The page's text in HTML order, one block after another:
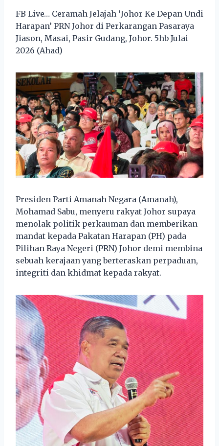
FB Live… Ceramah Jelajah ‘Johor Ke Depan Undi
Harapan’ PRN Johor di Perkarangan Pasaraya
Jiason, Masai, Pasir Gudang, Johor. 5hb Julai
2026 (Ahad)
Presiden Parti Amanah Negara (Amanah),
Mohamad Sabu, menyeru rakyat Johor supaya
menolak politik perkauman dan memberikan
mandat kepada Pakatan Harapan (PH) pada
Pilihan Raya Negeri (PRN) Johor demi membina
sebuah kerajaan yang berteraskan perpaduan,
integriti dan khidmat kepada rakyat.